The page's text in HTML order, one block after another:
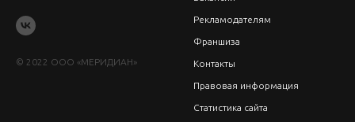
© 2022 ООО «МЕРИДИАН»
Рекламодателям
Франшиза
Контакты
Правовая информация
Статистика сайта